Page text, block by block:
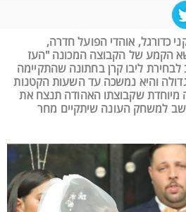
עסקני כדורגל, אוהדי הפועל חדרה,
הקמע של הקבוצה המכונה "העז
לבחירת ליבו קרן בחתונה שהתקיימה
והיא נמשכה עד השעות הקטנות
מיוחדת שקבוצתו האהודה תנצח את
למשחק העונה שיתקיים מחר